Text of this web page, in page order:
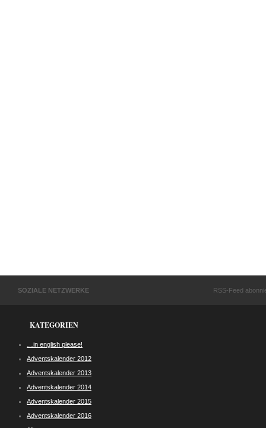
SOZIALE NETZWERKE RSS-Feed
KATEGORIEN
…in english please!
Adventskalender 2012
Adventskalender 2013
Adventskalender 2014
Adventskalender 2015
Adventskalender 2016